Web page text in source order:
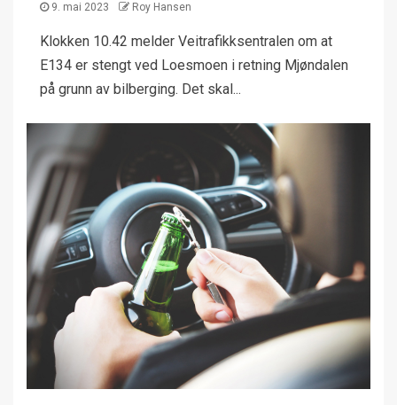
9. mai 2023 Roy Hansen
Klokken 10.42 melder Veitrafikksentralen om at
E134 er stengt ved Loesmoen i retning Mjøndalen
på grunn av bilberging. Det skal...